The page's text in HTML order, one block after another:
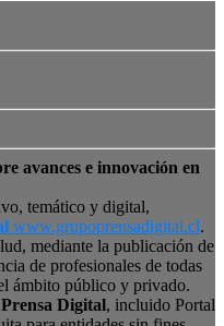
avances e innovación en
temático y digital,
www.grupoprensadigital.cl.
mediante la publicación de
de profesionales de todas
ámbito público y privado.
Digital, incluido Portal